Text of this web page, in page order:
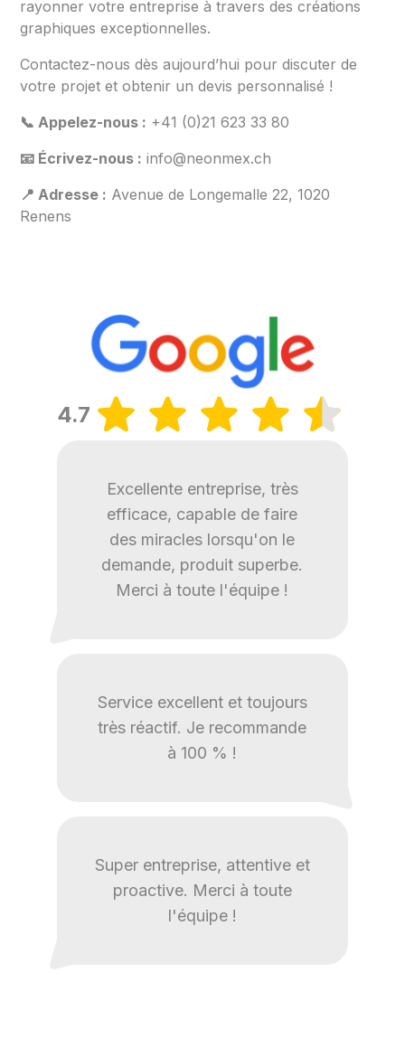
rayonner votre entreprise à travers des créations
graphiques exceptionnelles.
Contactez-nous dès aujourd’hui pour discuter de
votre projet et obtenir un devis personnalisé !
📞 Appelez-nous : +41 (0)21 623 33 80
📧 Écrivez-nous : info@neonmex.ch
📍 Adresse : Avenue de Longemalle 22, 1020
Renens
4.7
Excellente entreprise, très
efficace, capable de faire
des miracles lorsqu'on le
demande, produit superbe.
Merci à toute l'équipe !
Service excellent et toujours
très réactif. Je recommande
à 100 % !
Super entreprise, attentive et
proactive. Merci à toute
l'équipe !